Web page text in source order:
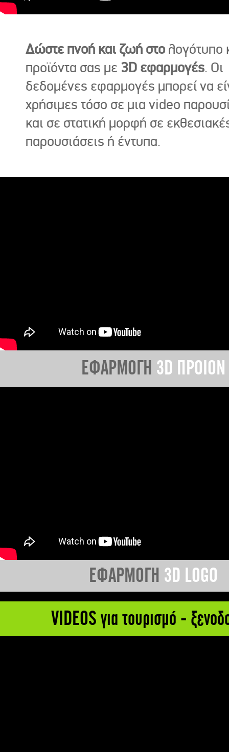
Δώστε πνοή και ζωή στο λογότυπο
προϊόντα σας με 3D εφαρμογές. Οι
δεδομένες εφαρμογές μπορεί να
χρήσιμες τόσο σε μια video
και σε στατική μορφή σε
παρουσιάσεις ή έντυπα.
ΕΦΑΡΜΟΓΗ 3D ΠΡΟΙΟΝ
ΕΦΑΡΜΟΓΗ 3D LOGO
VIDEOS για τουρισμό -